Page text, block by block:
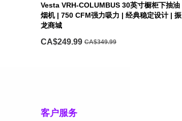
Vesta VRH-COLUMBUS 30英寸橱柜下抽油
烟机 | 750 CFM强力吸力 | 经典稳定设计 | 振
龙商城
CA$249.99 CA$349.99
客户服务